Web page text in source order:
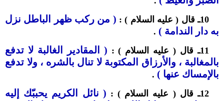
10ـ قال ( عليه السلام ) :
( من ركب ظهر الباطل نزل
به دار الندامة ) .
11ـ قال ( عليه السلام ) :
( المقادير الغالبة لا تدفع
بالمغالبة ، والأرزاق المكتوبة لا تنال بالشره ، ولا تدفع
بالإمساك عنها ) .
12ـ قال ( عليه السلام ) :
( نائل الكريم يحببّك إليه